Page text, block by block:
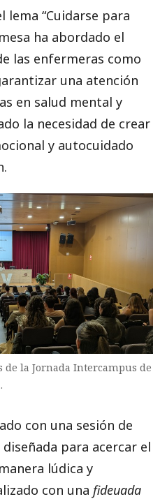
“Cuidarse para
ha abordado el
las enfermeras como
una atención
en salud mental y
la necesidad de crear
y autocuidado
de la Jornada Intercampus de
con una sesión de
para acercar el
lúdica y
con una fideuada